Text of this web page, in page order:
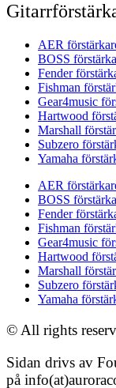
AER
BOSS
Fender
Fishman
Gear4music
Hartwood
Marshall
Subzero
Yamaha
AER
BOSS
Fender
Fishman
Gear4music
Hartwood
Marshall
Subzero
Yamaha
© All rights
Sidan drivs av
på